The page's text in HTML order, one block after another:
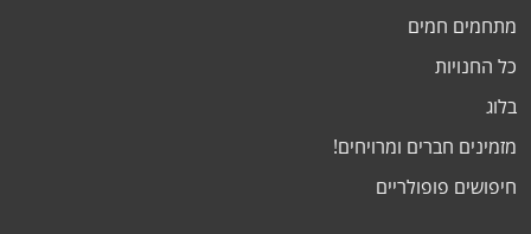
מתחמים חמים
כל החנויות
בלוג
מזמינים חברים ומרויחים!
חיפושים פופולריים